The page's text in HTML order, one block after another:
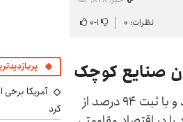
نظرات: ۰ ۱-۰
مدیر عامل شرکت شهرک‌های صنعتی استان یزد گفت: صنایع کوچک یزد و با ثبت ۹۴ درصد از
آمریکا برخی
کرد